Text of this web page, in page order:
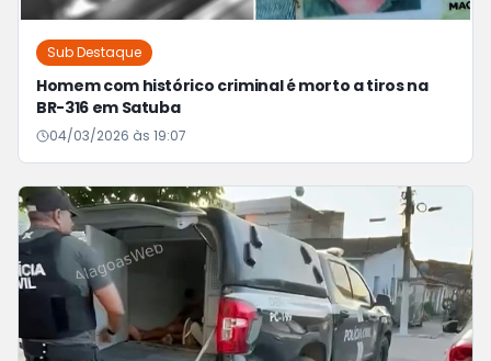
Sub Destaque
Homem com histórico criminal é morto a tiros na
BR-316 em Satuba
04/03/2026 às 19:07